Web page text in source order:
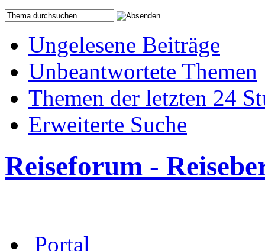
Ungelesene Beiträge
Unbeantwortete Themen
Themen der letzten 24
Erweiterte Suche
Reiseforum -
Portal